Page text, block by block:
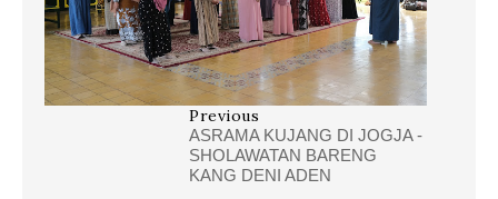
Previous
ASRAMA KUJANG DI JOGJA -
SHOLAWATAN BARENG
KANG DENI ADEN